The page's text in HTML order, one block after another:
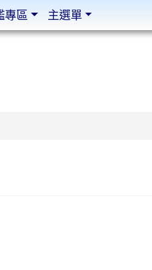
專區 主選單